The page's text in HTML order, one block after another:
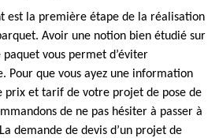
est la première étape de la réalisation
Avoir une notion bien étudié sur
paquet vous permet d’éviter
Pour que vous ayez une information
prix et tarif de votre projet de pose de
de ne pas hésiter à passer à
demande de devis d’un projet de